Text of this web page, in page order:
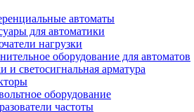
автоматы
для автоматики
нагрузки
оборудование для автоматов
и светосигнальная арматура
оборудование
частоты